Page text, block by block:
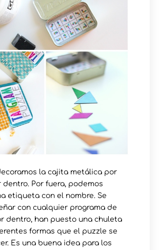
la cajita metálica por
dentro. Por fuera, podemos
etiqueta con el nombre. Se
con cualquier programa de
dentro, han puesto una chuleta
formas que el puzzle se
Es una buena idea para los